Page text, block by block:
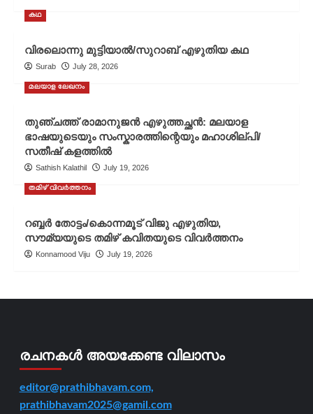
കഥ
വിരലൊന്നു മുട്ടിയാൽ/സുറാബ് എഴുതിയ കഥ
Surab July 28, 2026
മലയാള ലേഖനം
തുഞ്ചത്ത് രാമാനുജൻ എഴുത്തച്ഛൻ: മലയാള
ഭാഷയുടെയും സംസ്കാരത്തിന്റെയും മഹാശില്പി/
സതീഷ് കളത്തിൽ
Sathish Kalathil July 19, 2026
തമിഴ് വിവർത്തനം
റബ്ബർ തോട്ടം/കൊന്നമൂട് വിജു എഴുതിയ,
സൗമ്യയുടെ തമിഴ് കവിതയുടെ വിവർത്തനം
Konnamood Viju July 19, 2026
രചനകൾ അയക്കേണ്ട വിലാസം
editor@prathibhavam.com,
prathibhavam2025@gamil.com